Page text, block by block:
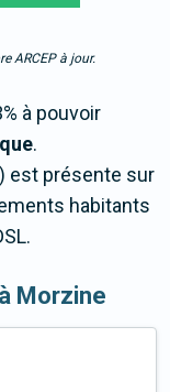
ARCEP à jour.
à pouvoir
.
) est présente sur
habitants
Morzine